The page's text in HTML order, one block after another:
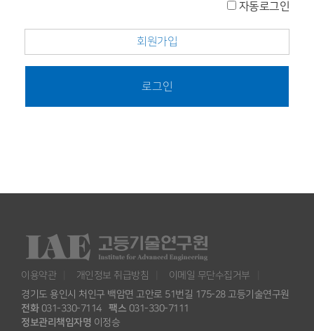
자동로그인
회원가입
로그인
이용약관 개인정보 취급방침
이메일 무단수집거부
경기도 용인시 처인구 백암면 고안로 51번길 175-28 고등기술연구원
전화031-330-7114 팩스031-330-7111
정보관리책임자명 이정승